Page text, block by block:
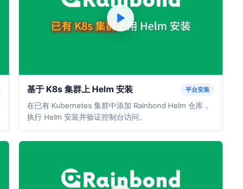
基于 K8s 集群上 Helm 安装 平台安装
在已有 Kubernetes 集群中添加 Rainbond Helm 仓库，
执行 Helm 安装并验证控制台访问。